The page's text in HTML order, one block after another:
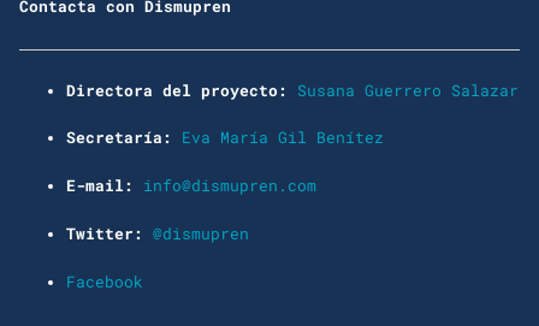
Contacta con Dismupren
Directora del proyecto: Susana Guerrero Salazar
Secretaría: Eva María Gil Benítez
E-mail: info@dismupren.com
Twitter: @dismupren
Facebook